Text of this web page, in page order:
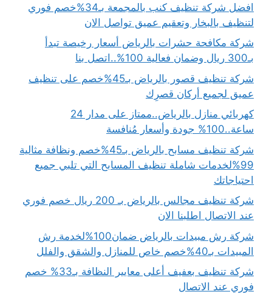
افضل شركة تنظيف كنب بالمجمعة بـ34%خصم فوري
لتنظيف بالبخار وتعقيم عميق تواصل الان
شركة مكافحة حشرات بالرياض أسعار رخيصة تبدأ
بـ300 ريال وضمان فعالية 100%..اتصل بنا
شركة تنظيف قصور بالرياض بـ45%خصم على تنظيف
عميق لجميع أركان قصرِك
كهربائي منازل بالرياض..ممتاز على مدار 24
ساعة..100% جودة وأسعار مُنافسة
شركة تنظيف مسابح بالرياض بـ45%خصم ونظافة مثالية
99%لخدمات شاملة تنظيف المسابح التي تلبي جميع
احتياجاتك
شركة تنظيف مجالس بالرياض بـ 200 ريال خصم فوري
عند الاتصال اطلبنا الان
شركة رش مبيدات بالرياض ضمان100%لخدمة رش
المبيدات بـ40%خصم خاص للمنازل والشقق والفلل
شركة تنظيف بعفيف أعلى معايير النظافة بـ33% خصم
فوري عند الاتصال